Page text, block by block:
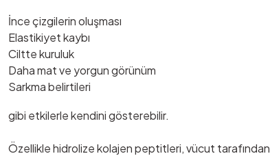
İnce çizgilerin oluşması
Elastikiyet kaybı
Ciltte kuruluk
Daha mat ve yorgun görünüm
Sarkma belirtileri
gibi etkilerle kendini gösterebilir.
Özellikle hidrolize kolajen peptitleri, vücut